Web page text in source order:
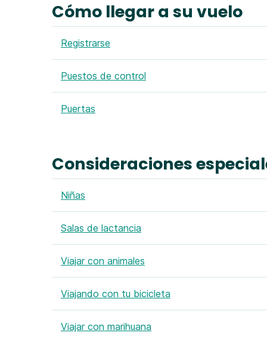
Cómo llegar a su vuelo
Registrarse
Puestos de control
Puertas
Consideraciones
Niñas
Salas de lactancia
Viajar con animales
Viajando con tu bicicleta
Viajar con marihuana